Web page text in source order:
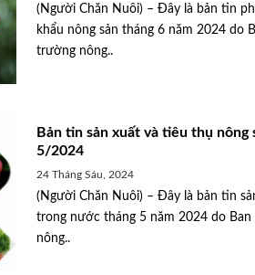
(Người Chăn Nuôi) – Đây là bản tin
khẩu nông sản tháng 6 năm 2024 do
trường nông..
Bản tin sản xuất và tiêu thụ
5/2024
24 Tháng Sáu, 2024
(Người Chăn Nuôi) – Đây là bản tin
trong nước tháng 5 năm 2024 do
nông..